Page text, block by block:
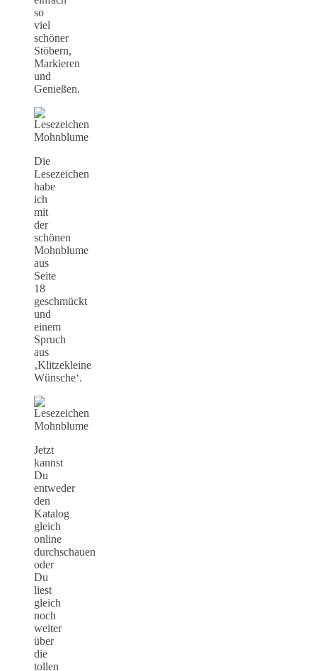
so
viel
schöner
Stöbern,
Markieren
und
Genießen.
Die
Lesezeichen
habe
ich
mit
der
schönen
Mohnblume
aus
Seite
18
geschmückt
und
einem
Spruch
aus
‚Klitzekleine
Wünsche‘.
Jetzt
kannst
Du
entweder
den
Katalog
gleich
online
durchschauen
oder
Du
liest
gleich
noch
weiter
über
die
tollen